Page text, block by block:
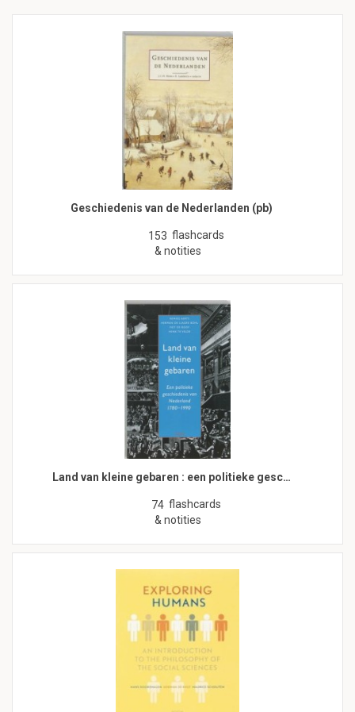
Geschiedenis van de Nederlanden (pb)
153 flashcards
& notities
Land van kleine gebaren : een politieke gesc…
74 flashcards
& notities